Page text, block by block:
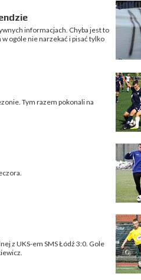
informacjach. Chyba jest to
ogóle nie narzekać i pisać tylko
Tym razem pokonali na
z UKS-em SMS Łódź 3:0. Gole